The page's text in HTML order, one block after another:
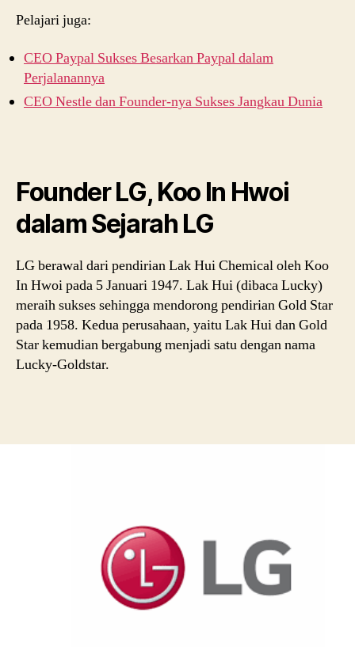
Pelajari juga:
CEO Paypal Sukses Besarkan Paypal dalam
Perjalanannya
CEO Nestle dan Founder-nya Sukses Jangkau Dunia
Founder LG, Koo In Hwoi
dalam Sejarah LG
LG berawal dari pendirian Lak Hui Chemical oleh Koo
In Hwoi pada 5 Januari 1947. Lak Hui (dibaca Lucky)
meraih sukses sehingga mendorong pendirian Gold Star
pada 1958. Kedua perusahaan, yaitu Lak Hui dan Gold
Star kemudian bergabung menjadi satu dengan nama
Lucky-Goldstar.